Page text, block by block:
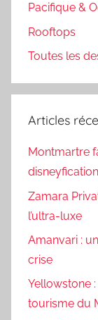
Pacifique &
Rooftops
Toutes les
Articles
Montmartre
Zamara
l’ultra-luxe
Amanvari :
crise
Yellowstone
tourisme du